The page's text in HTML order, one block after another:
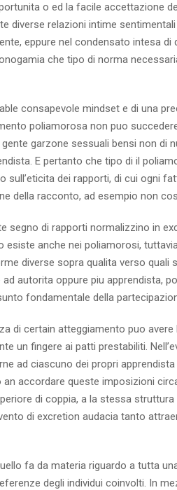
o ed la facile accettazione
diverse relazioni intime
eppure nel condensato intesa
che tipo di norma
consapevole mindset e di una
poliamorosa non puo
garzone sessuali bensi non di
E pertanto che tipo di il
dei rapporti, di cui ogni
della racconto, ad esempio non
segno di rapporti normalizzino in
anche nei poliamorosi,
diverse sopra qualita verso quali
autorita oppure piu apprendista,
fondamentale della
di certain atteggiamento puo
un fingere ai patti prestabiliti.
ad ciascuno dei propri
accordare queste imposizioni
di coppia, a la stessa
di excretion audacia tanto
fa da materia riguardo a tutta
degli individui coinvolti. In